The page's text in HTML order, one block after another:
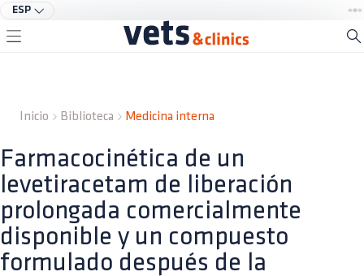
ESP
Inicio Biblioteca Medicina interna
Farmacocinética de un
levetiracetam de liberación
prolongada comercialmente
disponible y un compuesto
formulado después de la